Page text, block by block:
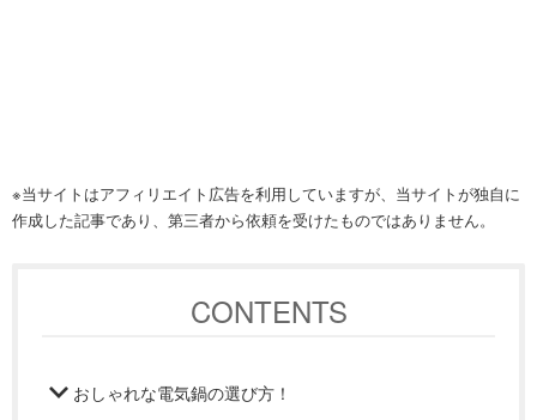
※当サイトはアフィリエイト広告を利用していますが、当サイトが独自に
作成した記事であり、第三者から依頼を受けたものではありません。
CONTENTS
おしゃれな電気鍋の選び方！